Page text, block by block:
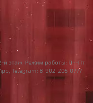
й этаж. Режим работы: Пн-Пт
Telegram: 8-902-205-0777